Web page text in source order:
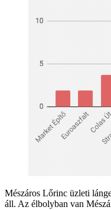
Mészáros Lőrinc üzleti
áll. Az élbolyban van